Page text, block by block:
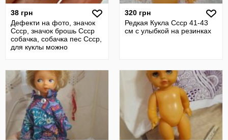
38 грн
Дефекти на фото, значок
Ссср, значок брошь Ссср
собачка, собачка пес Ссср,
для куклы можно
320 грн
Редкая Кукла Ссср 41-43
см с улыбкой на резинках